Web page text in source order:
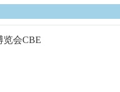
览会CBE